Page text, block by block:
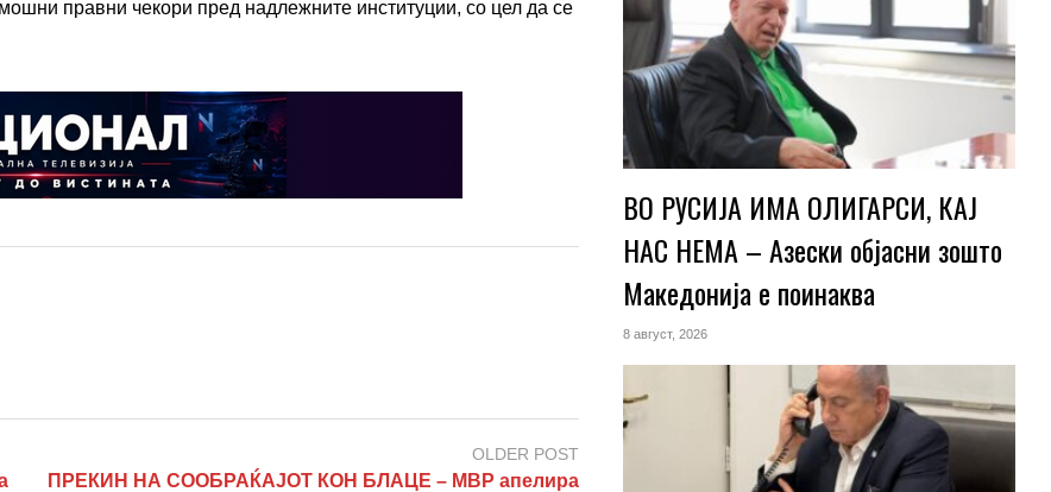
правни чекори пред надлежните институции, со цел да се
OLDER POST
ПРЕКИН НА СООБРАЌАЈОТ КОН БЛАЦЕ – МВР апелира
ВО РУСИЈА ИМА ОЛИГАРСИ, КАЈ
НАС НЕМА – Азески објасни зошто
Македонија е поинаква
8 август, 2026